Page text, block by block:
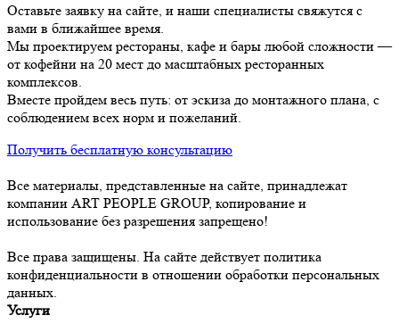
Оставьте заявку на сайте, и наши специалисты свяжутся с
вами в ближайшее время.
Мы проектируем рестораны, кафе и бары любой сложности —
от кофейни на 20 мест до масштабных ресторанных
комплексов.
Вместе пройдем весь путь: от эскиза до монтажного плана, с
соблюдением всех норм и пожеланий.
Получить бесплатную консультацию
Все материалы, представленные на сайте, принадлежат
компании ART PEOPLE GROUP, копирование и
использование без разрешения запрещено!
Все права защищены. На сайте действует политика
конфиденциальности в отношении обработки персональных
данных.
Услуги